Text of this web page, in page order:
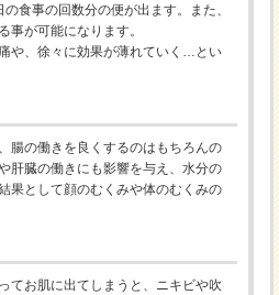
食事の回数分の便が出ます。また、
事が可能になります。
や、徐々に効果が薄れていく…とい
腸の働きを良くするのはもちろんの
肝臓の働きにも影響を与え、水分の
果として顔のむくみや体のむくみの
てお肌に出てしまうと、ニキビや吹